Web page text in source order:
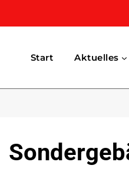
Start Aktuelles